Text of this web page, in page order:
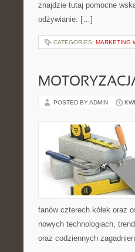
znajdzie tutaj pomocne
odżywianie. […]
CATEGORIES: MARKETING
POSTED BY ADMIN
fanów czterech kółek oraz
nowych technologiach,
oraz codziennych